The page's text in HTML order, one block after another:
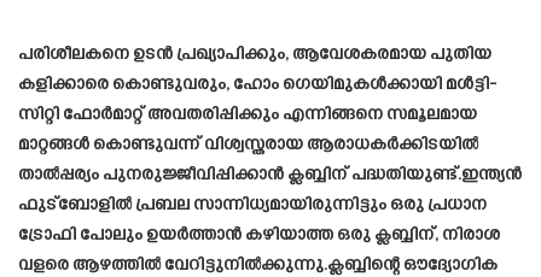
പരിശീലകനെ ഉടൻ പ്രഖ്യാപിക്കും, ആവേശകരമായ പുതിയ
കളിക്കാരെ കൊണ്ടുവരും, ഹോം ഗെയിമുകൾക്കായി മൾട്ടി-
സിറ്റി ഫോർമാറ്റ് അവതരിപ്പിക്കും എന്നിങ്ങനെ സമൂലമായ
മാറ്റങ്ങൾ കൊണ്ടുവന്ന് വിശ്വസ്തരായ ആരാധകർക്കിടയിൽ
താൽപ്പര്യം പുനരുജ്ജീവിപ്പിക്കാൻ ക്ലബ്ബിന് പദ്ധതിയുണ്ട്.ഇന്ത്യൻ
ഫുട്ബോളിൽ പ്രബല സാന്നിധ്യമായിരുന്നിട്ടും ഒരു പ്രധാന
ട്രോഫി പോലും ഉയർത്താൻ കഴിയാത്ത ഒരു ക്ലബ്ബിന്, നിരാശ
വളരെ ആഴത്തിൽ വേറിട്ടുനിൽക്കുന്നു.ക്ലബ്ബിന്റെ ഔദ്യോഗിക